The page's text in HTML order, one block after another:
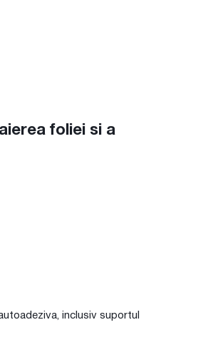
foliei si a
inclusiv suportul